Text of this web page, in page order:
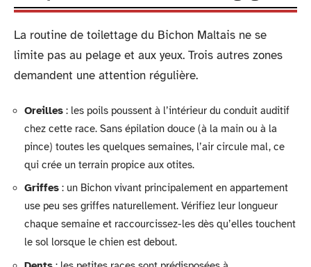
La routine de toilettage du Bichon Maltais ne se
limite pas au pelage et aux yeux. Trois autres zones
demandent une attention régulière.
Oreilles : les poils poussent à l’intérieur du conduit auditif
chez cette race. Sans épilation douce (à la main ou à la
pince) toutes les quelques semaines, l’air circule mal, ce
qui crée un terrain propice aux otites.
Griffes : un Bichon vivant principalement en appartement
use peu ses griffes naturellement. Vérifiez leur longueur
chaque semaine et raccourcissez-les dès qu’elles touchent
le sol lorsque le chien est debout.